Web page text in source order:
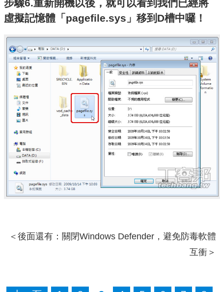
步驟6.重新開機以後，就可以看到我們已經將
虛擬記憶體「pagefile.sys」移到D槽中囉！
＜後面還有：關閉Windows Defender，避免防毒軟體
互衝＞